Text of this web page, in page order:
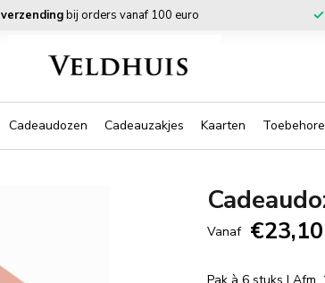
verzendingbij orders vanaf 100 euro
Cadeaudozen Cadeauzakjes Kaarten
Vanaf €23,10